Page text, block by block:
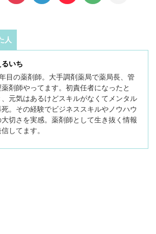
人
るいち
目の薬剤師。大手調剤薬局で薬局長、管
薬剤師やってます。初責任者になったと
、元気はあるけどスキルがなくてメンタル
死。その経験でビジネススキルやノウハウ
大切さを実感。薬剤師として生き抜く情報
してます。